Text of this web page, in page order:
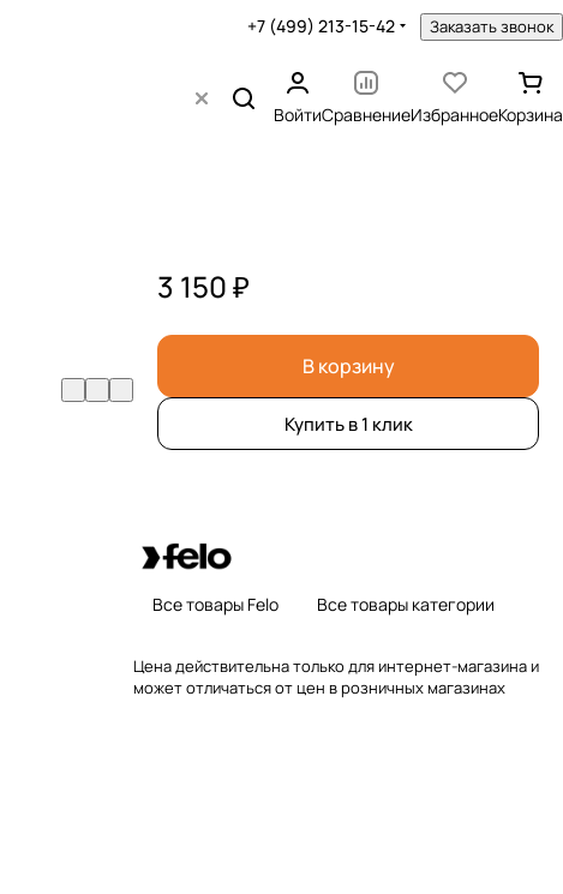
+7 (499) 213-15-42 Заказать звонок
ВойтиСравнениеИзбранноеКорзина
3 150 ₽
В корзину
Купить в 1 клик
Все товары Felo Все товары категории
Цена действительна только для интернет-магазина и
может отличаться от цен в розничных магазинах